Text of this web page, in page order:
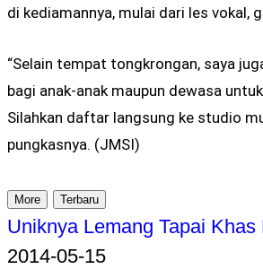
di kediamannya, mulai dari les vokal,
“Selain tempat tongkrongan, saya
bagi anak-anak maupun dewasa
Silahkan daftar langsung ke studio
pungkasnya. (JMSI)
More Terbaru
Uniknya Lemang Tapai Khas
2014-05-15